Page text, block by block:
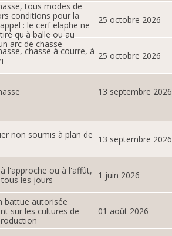
tous modes de
conditions pour la
: le cerf elaphe ne
qu'à balle ou au
arc de chasse
25 octobre 2026
chasse à courre, à 25 octobre 2026
13 septembre 2026
non soumis à plan de 13 septembre 2026
l'approche ou à l'affût,
les jours
1 juin 2026
battue autorisée
sur les cultures de
01 août 2026